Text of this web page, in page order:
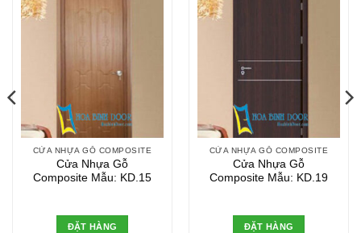
CỬA NHỰA GỖ COMPOSITE
Cửa Nhựa Gỗ
Composite Mẫu: KD.15
ĐẶT HÀNG
CỬA NHỰA GỖ COMPOSITE
Cửa Nhựa Gỗ
Composite Mẫu: KD.19
ĐẶT HÀNG